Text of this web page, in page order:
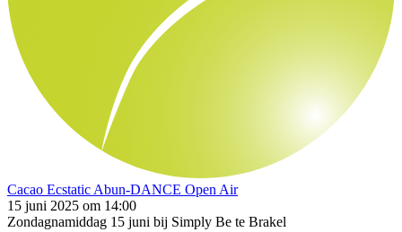
Cacao Ecstatic Abun-DANCE Open Air
15 juni 2025 om 14:00
Zondagnamiddag 15 juni bij Simply Be te Brakel